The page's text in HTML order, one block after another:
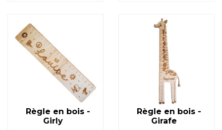
Règle en bois -
Girly
Règle en bois -
Girafe